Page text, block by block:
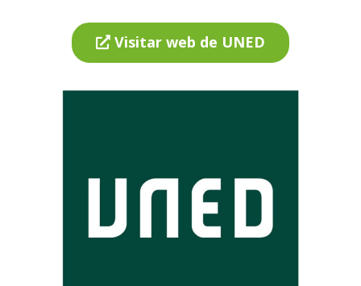
Visitar web de UNED